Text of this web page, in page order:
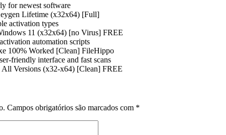
for newest software
Lifetime (x32x64) [Full]
activation types
11 (x32x64) [no Virus] FREE
automation scripts
100% Worked [Clean] FileHippo
friendly interface and fast scans
Versions (x32-x64) [Clean] FREE
Campos obrigatórios são marcados com *